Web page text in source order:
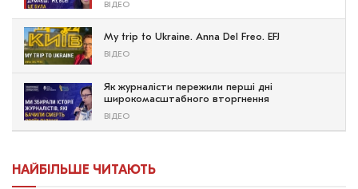
ВІДЕО
My trip to Ukraine. Anna Del Freo. EFJ
ВІДЕО
Як журналісти пережили перші дні
широкомасштабного вторгнення
ВІДЕО
НАЙБІЛЬШЕ ЧИТАЮТЬ